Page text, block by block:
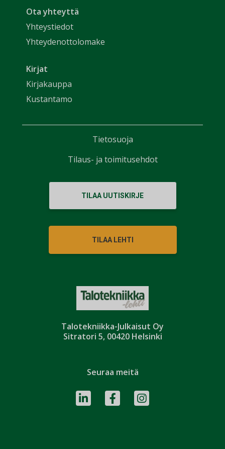
Talotekniikka-Julkaisut Oy
Sitratori 5, 00420 Helsinki
Ota yhteyttä
Yhteystiedot
Yhteydenottolomake
Kirjat
Kirjakauppa
Kustantamo
TILAA UUTISKIRJE
TILAA LEHTI
Seuraa meitä
Tietosuoja
Tilaus- ja toimitusehdot